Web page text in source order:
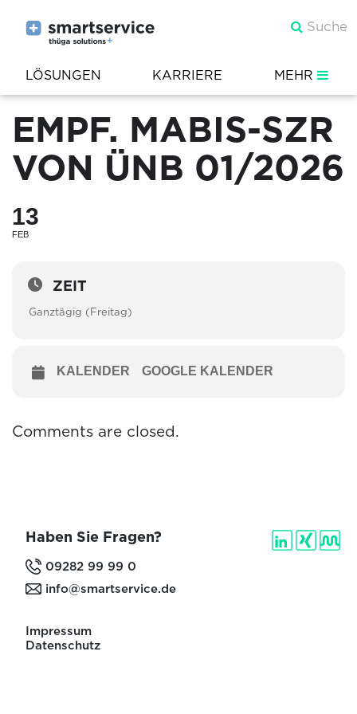
LÖSUNGEN KARRIERE MEHR
EMPF. MABIS-SZR
VON ÜNB 01/2026
13
FEB
ZEIT
Ganztägig (Freitag)
KALENDER GOOGLE KALENDER
Comments are closed.
Haben Sie Fragen?
09282 99 99 0
info@smartservice.de
Impressum
Datenschutz